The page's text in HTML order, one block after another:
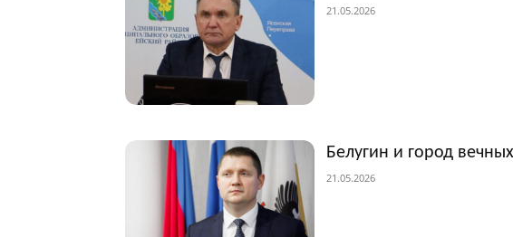
21.05.2026
Белугин и город
21.05.2026